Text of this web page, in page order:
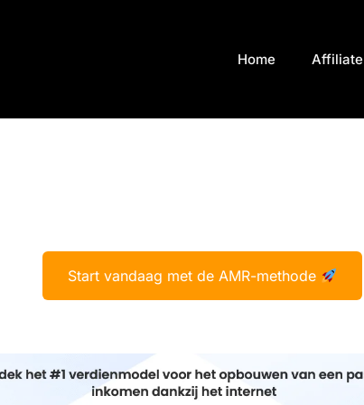
Home Affiliate
Start vandaag met de AMR-methode